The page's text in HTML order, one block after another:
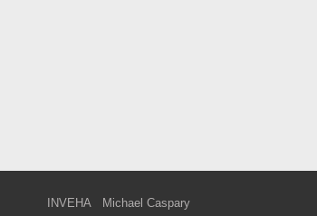
INVEHA
Michael Caspary